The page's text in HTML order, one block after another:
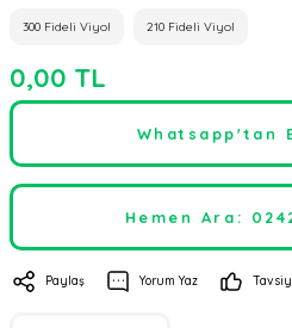
300 Fideli Viyol 210 Fideli Viyol
0,00 TL
Whatsapp'tan
Hemen Ara:
Paylaş Yorum Yaz